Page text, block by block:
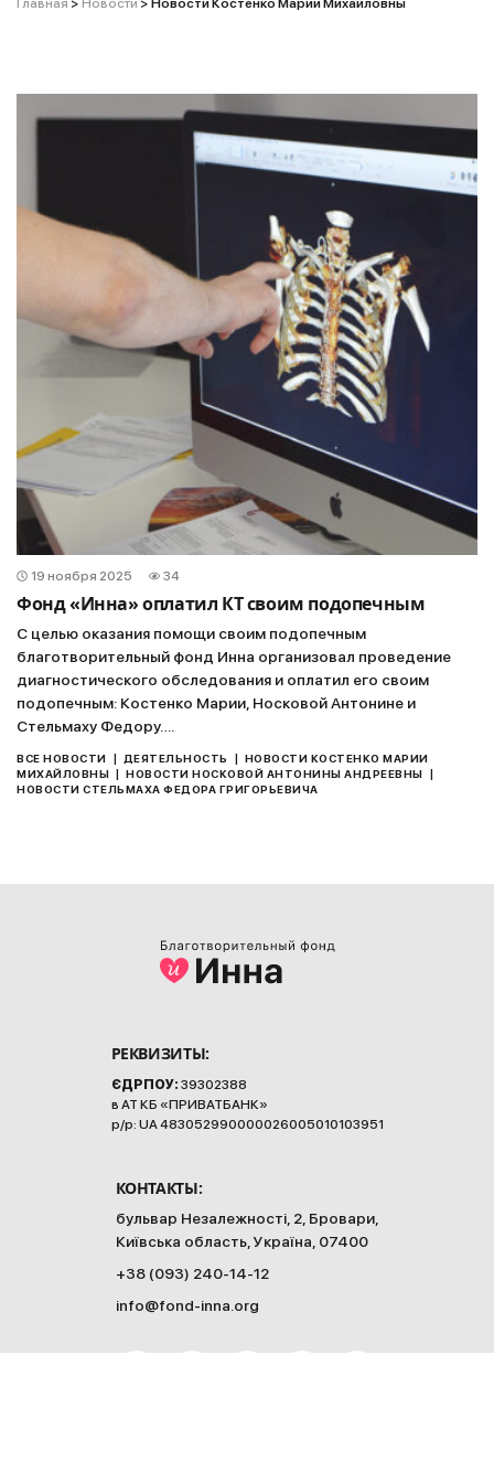
19 ноября 2025 34
Фонд «Инна» оплатил КТ своим подопечным
С целью оказания помощи своим подопечным
благотворительный фонд Инна организовал проведение
диагностического обследования и оплатил его своим
подопечным: Костенко Марии, Носковой Антонине и
Стельмаху Федору….
ВСЕ НОВОСТИ | ДЕЯТЕЛЬНОСТЬ | НОВОСТИ КОСТЕНКО МАРИИ
МИХАЙЛОВНЫ | НОВОСТИ НОСКОВОЙ АНТОНИНЫ АНДРЕЕВНЫ |
НОВОСТИ СТЕЛЬМАХА ФЕДОРА ГРИГОРЬЕВИЧА
РЕКВИЗИТЫ:
ЄДРПОУ: 39302388
в АТ КБ «ПРИВАТБАНК»
р/р: UA 483052990000026005010103951
КОНТАКТЫ:
бульвар Незалежності, 2, Бровари,
Київська область, Україна, 07400
+38 (093) 240-14-12
info@fond-inna.org